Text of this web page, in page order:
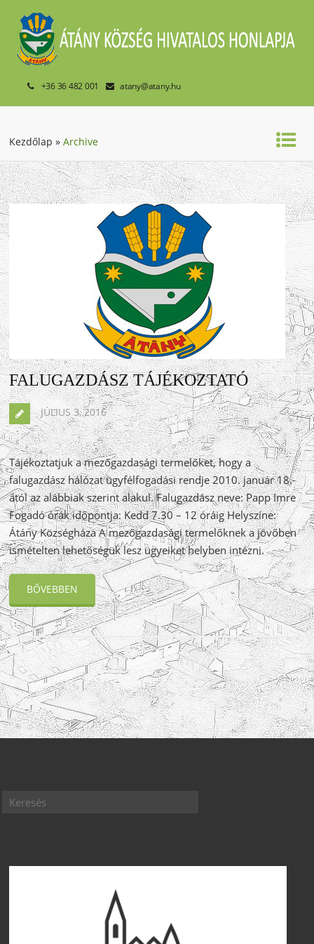
+36 36 482 001 atany@atany.hu
Kezdőlap »Archive
FALUGAZDÁSZ TÁJÉKOZTATÓ
JÚLIUS 3, 2016
Tájékoztatjuk a mezőgazdasági termelőket, hogy a
falugazdász hálózat ügyfélfogadási rendje 2010. január 18.-
ától az alábbiak szerint alakul. Falugazdász neve: Papp Imre
Fogadó órák időpontja: Kedd 7.30 – 12 óráig Helyszíne:
Átány Községháza A mezőgazdasági termelőknek a jövőben
ismételten lehetőségük lesz ügyeiket helyben intézni.
BŐVEBBEN